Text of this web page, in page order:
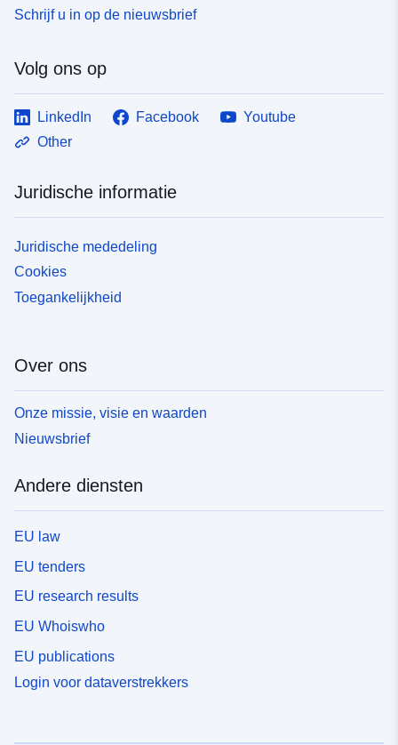
Schrijf u in op de nieuwsbrief
Volg ons op
LinkedIn Facebook
Youtube
Other
Juridische informatie
Juridische mededeling
Cookies
Toegankelijkheid
Over ons
Onze missie, visie en waarden
Nieuwsbrief
Andere diensten
EU law
EU tenders
EU research results
EU Whoiswho
EU publications
Login voor dataverstrekkers